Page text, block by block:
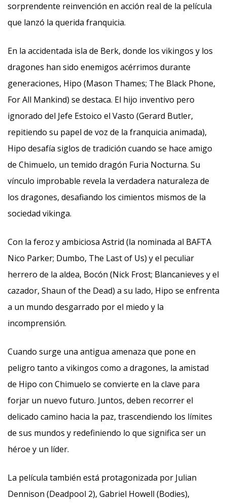
sorprendente reinvención en acción real de la película
que lanzó la querida franquicia.
En la accidentada isla de Berk, donde los vikingos y los
dragones han sido enemigos acérrimos durante
generaciones, Hipo (Mason Thames; The Black Phone,
For All Mankind) se destaca. El hijo inventivo pero
ignorado del Jefe Estoico el Vasto (Gerard Butler,
repitiendo su papel de voz de la franquicia animada),
Hipo desafía siglos de tradición cuando se hace amigo
de Chimuelo, un temido dragón Furia Nocturna. Su
vínculo improbable revela la verdadera naturaleza de
los dragones, desafiando los cimientos mismos de la
sociedad vikinga.
Con la feroz y ambiciosa Astrid (la nominada al BAFTA
Nico Parker; Dumbo, The Last of Us) y el peculiar
herrero de la aldea, Bocón (Nick Frost; Blancanieves y el
cazador, Shaun of the Dead) a su lado, Hipo se enfrenta
a un mundo desgarrado por el miedo y la
incomprensión.
Cuando surge una antigua amenaza que pone en
peligro tanto a vikingos como a dragones, la amistad
de Hipo con Chimuelo se convierte en la clave para
forjar un nuevo futuro. Juntos, deben recorrer el
delicado camino hacia la paz, trascendiendo los límites
de sus mundos y redefiniendo lo que significa ser un
héroe y un líder.
La película también está protagonizada por Julian
Dennison (Deadpool 2), Gabriel Howell (Bodies),